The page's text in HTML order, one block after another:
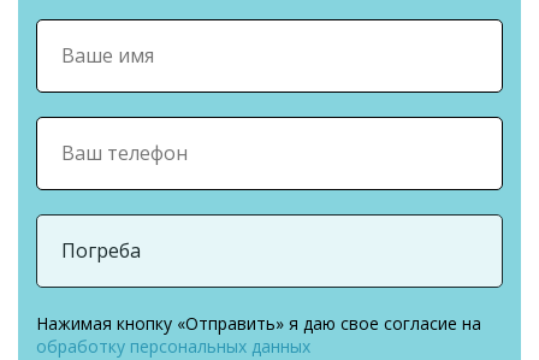
Нажимая кнопку «Отправить» я даю свое согласие на
обработку персональных данных